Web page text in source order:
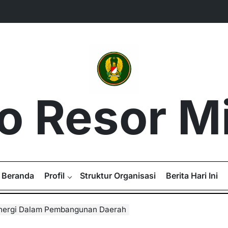
Resor
Beranda Profil Struktur Organisasi Berita Hari Ini
Dalam Pembangunan Daerah